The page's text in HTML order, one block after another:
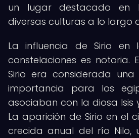
un lugar destacado en
diversas culturas a lo largo
La influencia de Sirio en
constelaciones es notoria.
Sirio era considerada
importancia para los
asociaban con la diosa Isis
La aparición de Sirio en el
crecida anual del río Nilo,